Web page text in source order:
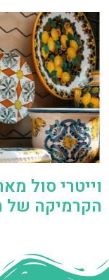
הקרמיקה של